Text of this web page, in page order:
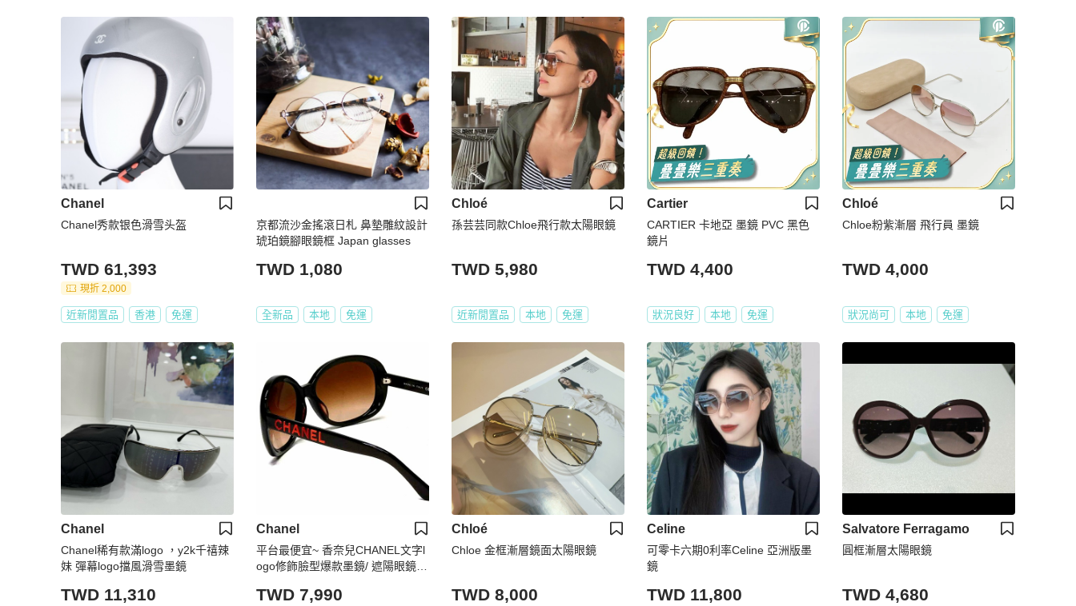
Chanel
Chanel秀款银色滑雪头盔
TWD 61,393
現折 2,000
近新閒置品 香港 免運
京都流沙金搖滾日札 鼻墊雕紋設計
琥珀鏡腳眼鏡框 Japan glasses
TWD 1,080
全新品 本地 免運
Chloé
孫芸芸同款Chloe飛行款太陽眼鏡
TWD 5,980
近新閒置品 本地 免運
Cartier
CARTIER 卡地亞 墨鏡 PVC 黑色
鏡片
TWD 4,400
狀況良好 本地 免運
Chloé
Chloe粉紫漸層 飛行員 墨鏡
TWD 4,000
狀況尚可 本地 免運
Chanel
Chanel稀有款滿logo ，y2k千禧辣
妹 彈幕logo擋風滑雪墨鏡
TWD 11,310
Chanel
平台最便宜~ 香奈兒CHANEL文字l
ogo修飾臉型爆款墨鏡/ 遮陽眼鏡/
TWD 7,990
Chloé
Chloe 金框漸層鏡面太陽眼鏡
TWD 8,000
Celine
可零卡六期0利率Celine 亞洲版墨
鏡
TWD 11,800
Salvatore Ferragamo
圓框漸層太陽眼鏡
TWD 4,680